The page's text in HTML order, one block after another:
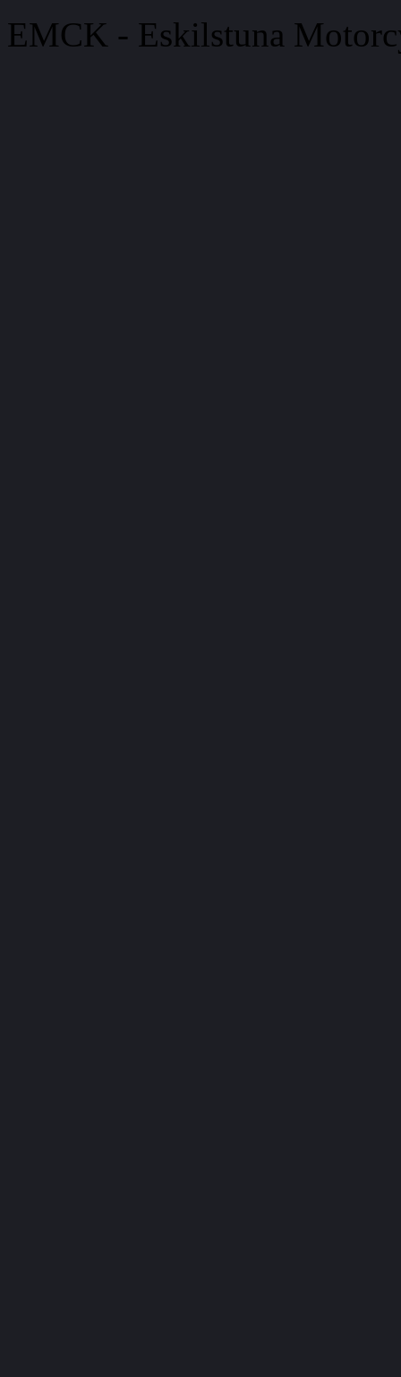
EMCK - Eskilstuna